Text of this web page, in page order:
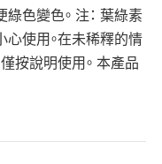
色變色。 注： 葉綠素
心使用。在未稀釋的情
按說明使用。 本產品